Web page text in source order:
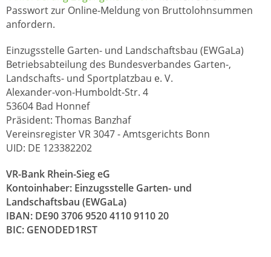
Passwort zur Online-Meldung von Bruttolohnsummen
anfordern.
Einzugsstelle Garten- und Landschaftsbau (EWGaLa)
Betriebsabteilung des Bundesverbandes Garten-,
Landschafts- und Sportplatzbau e. V.
Alexander-von-Humboldt-Str. 4
53604 Bad Honnef
Präsident: Thomas Banzhaf
Vereinsregister VR 3047 - Amtsgerichts Bonn
UID: DE 123382202
VR-Bank Rhein-Sieg eG
Kontoinhaber: Einzugsstelle Garten- und
Landschaftsbau (EWGaLa)
IBAN: DE90 3706 9520 4110 9110 20
BIC: GENODED1RST